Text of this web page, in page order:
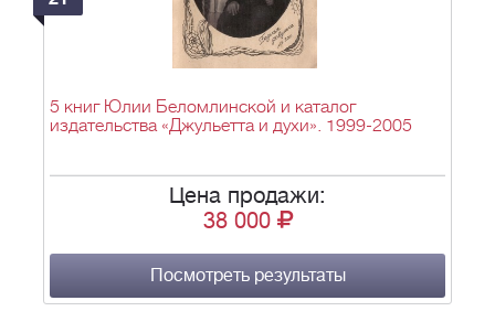
5 книг Юлии Беломлинской и каталог
издательства «Джульетта и духи». 1999-2005
Цена продажи:
38 000
Посмотреть результаты